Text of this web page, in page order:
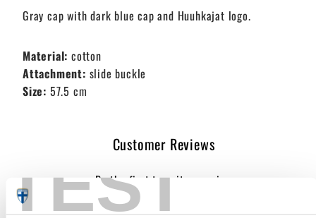
TEST
Gray cap with dark blue cap and Huuhkajat logo.
Material: cotton
Attachment: slide buckle
Size: 57.5 cm
Customer Reviews
Be the first to write a review
Write a review